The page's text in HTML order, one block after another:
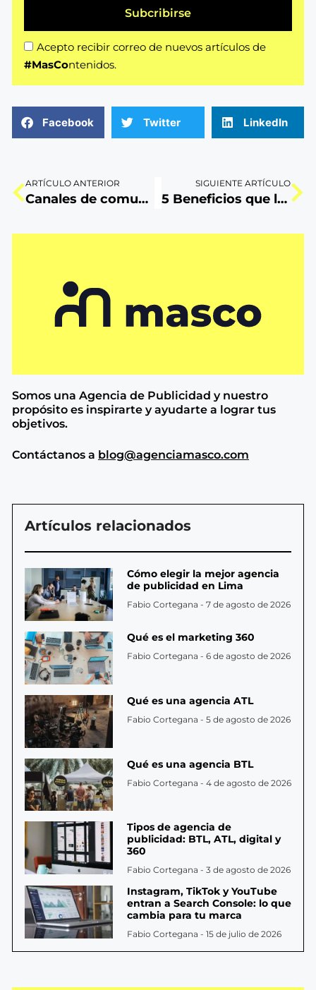
Acepto recibir correo de nuevos artículos de
#MasContenidos.
Subcribirse
Facebook Twitter LinkedIn
ARTÍCULO ANTERIOR
Canales de comunicación on-line: ¿Cuál es mejor para tu e-commerce?
SIGUIENTE ARTÍCULO
5 Beneficios que la metodología Lean UX brindará a tu marca
Somos una Agencia de Publicidad y nuestro
propósito es inspirarte y ayudarte a lograr tus
objetivos.
Contáctanos a blog@agenciamasco.com
Artículos relacionados
Cómo elegir la mejor agencia
de publicidad en Lima
Fabio Cortegana 7 de agosto de 2026
Qué es el marketing 360
Fabio Cortegana 6 de agosto de 2026
Qué es una agencia ATL
Fabio Cortegana 5 de agosto de 2026
Qué es una agencia BTL
Fabio Cortegana 4 de agosto de 2026
Tipos de agencia de
publicidad: BTL, ATL, digital y
360
Fabio Cortegana 3 de agosto de 2026
Instagram, TikTok y YouTube
entran a Search Console: lo que
cambia para tu marca
Fabio Cortegana 15 de julio de 2026